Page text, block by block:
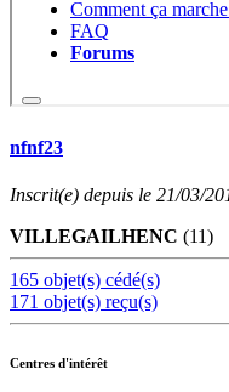
nfnf23
Inscrit(e) depuis le 21/03/
VILLEGAILHENC (11)
165 objet(s) cédé(s)
171 objet(s) reçu(s)
Centres d'intérêt